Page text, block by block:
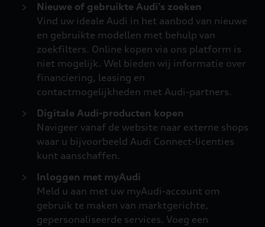
Nieuwe of gebruikte Audi’s zoeken
Vind uw ideale Audi in het aanbod van nieuwe
en gebruikte modellen met behulp van
zoekfilters. Online kopen via ons platform is
niet mogelijk. Wel bieden wij informatie over
financiering, leasing en
contactmogelijkheden met Audi-partners.
Digitale Audi-producten kopen
Navigeer vanaf de website naar externe shops
waar u bijvoorbeeld Audi Connect-licenties
kunt aanschaffen.
Inloggen met myAudi
Meld u aan met uw myAudi-account om
gebruik te maken van marktgerichte,
gepersonaliseerde services. Voeg een